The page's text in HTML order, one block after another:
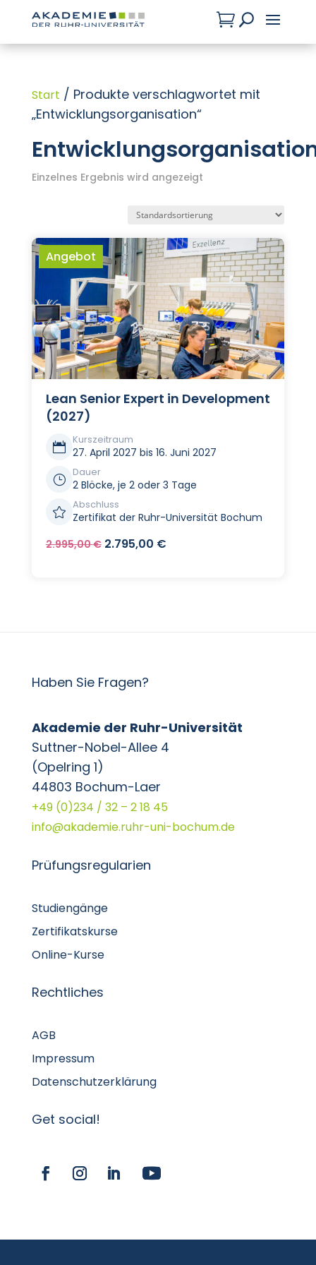
U

Start / Produkte verschlagwortet mit
„Entwicklungsorganisation“
Einzelnes Ergebnis wird angezeigt
Angebot
Lean Senior Expert in Development
(2027)

Kurszeitraum
27. April 2027 bis 16. Juni 2027
}
Dauer
2 Blöcke, je 2 oder 3 Tage

Abschluss
Zertifikat der Ruhr-Universität Bochum
2.995,00€ Ursprünglicher
2.795,00 €Aktueller
Haben Sie Fragen?
Akademie der Ruhr-Universität
Suttner-Nobel-Allee 4
(Opelring 1)
44803 Bochum-Laer
+49 (0)234 / 32 – 2 18 45
info@akademie.ruhr-uni-bochum.de
Prüfungsregularien
Studiengänge
Zertifikatskurse
Online-Kurse
Rechtliches
AGB
Impressum
Datenschutzerklärung
Get social!